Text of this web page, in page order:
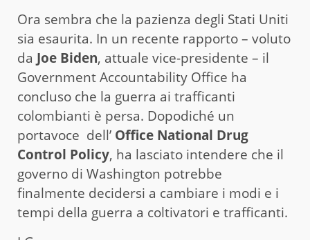
Ora sembra che la pazienza degli Stati Uniti
sia esaurita. In un recente rapporto – voluto
da Joe Biden, attuale vice-presidente – il
Government Accountability Office ha
concluso che la guerra ai trafficanti
colombianti è persa. Dopodiché un
portavoce dell’ Office National Drug
Control Policy, ha lasciato intendere che il
governo di Washington potrebbe
finalmente decidersi a cambiare i modi e i
tempi della guerra a coltivatori e trafficanti.